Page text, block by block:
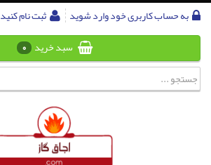
به حساب کاربری خود وارد شوید
ثبت نام کنید
سبد خرید
0